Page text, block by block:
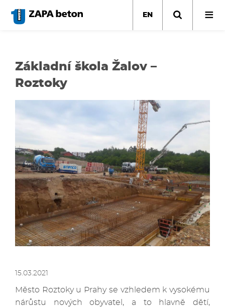
main
EN
Základní škola Žalov –
Roztoky
15.03.2021
Město Roztoky u Prahy se vzhledem k vysokému
nárůstu nových obyvatel, a to hlavně dětí,